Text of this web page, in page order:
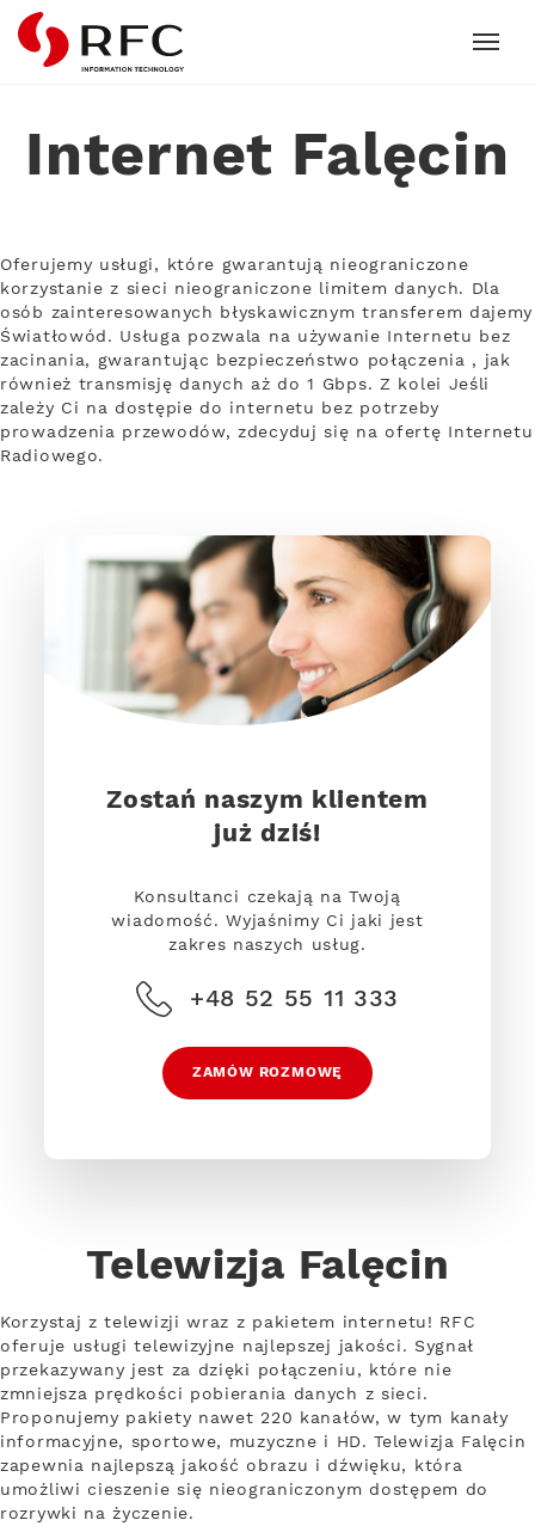
RFC
Internet Falęcin
Oferujemy usługi, które gwarantują nieograniczone
korzystanie z sieci nieograniczone limitem danych. Dla
osób zainteresowanych błyskawicznym transferem dajemy
Światłowód. Usługa pozwala na używanie Internetu bez
zacinania, gwarantując bezpieczeństwo połączenia , jak
również transmisję danych aż do 1 Gbps. Z kolei Jeśli
zależy Ci na dostępie do internetu bez potrzeby
prowadzenia przewodów, zdecyduj się na ofertę Internetu
Radiowego.
Zostań naszym klientem
już dziś!
Konsultanci czekają na Twoją
wiadomość. Wyjaśnimy Ci jaki jest
zakres naszych usług.
+48 52 55 11 333
ZAMÓW ROZMOWĘ
Telewizja Falęcin
Korzystaj z telewizji wraz z pakietem internetu! RFC
oferuje usługi telewizyjne najlepszej jakości. Sygnał
przekazywany jest za dzięki połączeniu, które nie
zmniejsza prędkości pobierania danych z sieci.
Proponujemy pakiety nawet 220 kanałów, w tym kanały
informacyjne, sportowe, muzyczne i HD. Telewizja Falęcin
zapewnia najlepszą jakość obrazu i dźwięku, która
umożliwi cieszenie się nieograniczonym dostępem do
rozrywki na życzenie.